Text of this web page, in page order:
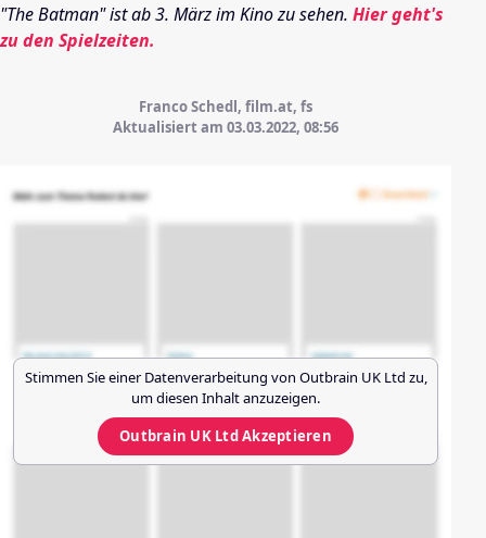
"The Batman" ist ab 3. März im Kino zu sehen. Hier geht's
zu den Spielzeiten.
Franco Schedl, film.at, fs
Aktualisiert am 03.03.2022, 08:56
Stimmen Sie einer Datenverarbeitung von Outbrain UK Ltd zu,
um diesen Inhalt anzuzeigen.
Outbrain UK LtdAkzeptieren